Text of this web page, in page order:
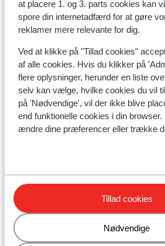
at placere 1. og 3. parts cookies kan
spore din internetadfærd for at gøre
reklamer mere relevante for dig.
Ved at klikke på "Tillad cookies"
af alle cookies. Hvis du klikker på
flere oplysninger, herunder en liste
selv kan vælge, hvilke cookies du vil
på 'Nødvendige', vil der ikke blive
end funktionelle cookies i din
ændre dine præferencer eller trække
Tillad cookies
Nødvendige
Se på kort
I området
Afstand til centrum: ca. 300
Afstand til pengeautomat ca.
Afstand til skipiste ca. 0 meter
Afstand til skilift ca. 60 meter:
Afstand til nærmeste butikker
Nærmeste restaurant ca. 300
Liftkort/skileje/